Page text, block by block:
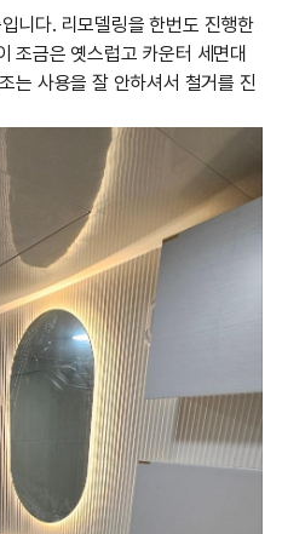
니다. 리모델링을 한번도 진행한
조금은 옛스럽고 카운터 세면대
는 사용을 잘 안하셔서 철거를 진